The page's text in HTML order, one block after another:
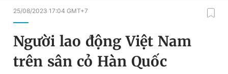
Chuyên mục
Đổi mật khẩu
Tin đã lưu
25/08/2023 17:04 GMT+7
Người lao động Việt Nam
trên sân cỏ Hàn Quốc